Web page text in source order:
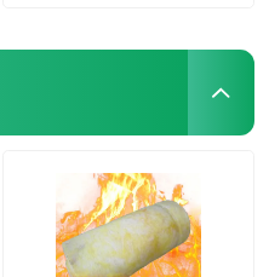
리 절연